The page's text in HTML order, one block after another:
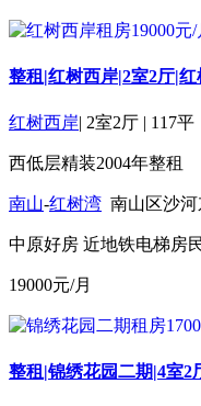
整租|红树西岸|2室2厅|红
红树西岸| 2室2厅 | 117平
西低层精装2004年整租
南山-红树湾 南山区沙
中原好房 近地铁电梯房
19000元/月
整租|锦绣花园二期|4室2